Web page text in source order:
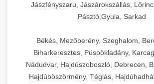
Jászfényszaru, Jászárokszállás,
Pásztó,Gyula, Sarkad
Békés, Mezőberény, Szeghalom,
Biharkeresztes, Püspökladány,
Nádudvar, Hajdúszoboszló, Debrecen,
Hajdúböszörmény, Téglás,